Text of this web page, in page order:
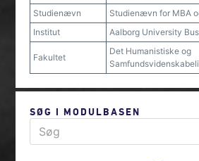
Studienævn
Studienævn for MBA
Institut
Aalborg University
Fakultet
Det Humanistiske og
SØG I MODULBASEN